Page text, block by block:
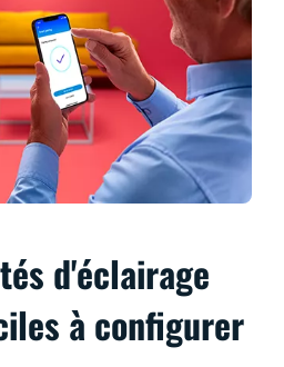
d'éclairage
à configurer